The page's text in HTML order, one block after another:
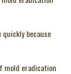
because
mold eradication